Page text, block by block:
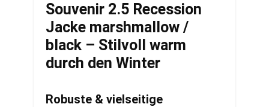
Souvenir 2.5 Recession
Jacke marshmallow /
black – Stilvoll warm
durch den Winter
Robuste & vielseitige